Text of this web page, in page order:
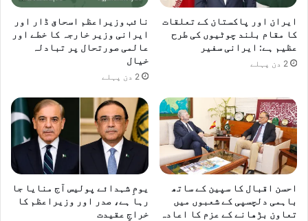
ایران اور پاکستان کے تعلقات
کا مقام بلند چوٹیوں کی طرح
عظیم ہے: ایرانی سفیر
2 دن پہلے
نائب وزیراعظم اسحاق ڈار اور
ایرانی وزیر خارجہ کا خطے اور
عالمی صورتحال پر تبادلہ
خیال
2 دن پہلے
احسن اقبال کا سپین کے ساتھ
باہمی دلچسپی کے شعبوں میں
تعاون بڑھانے کے عزم کا اعادہ
یومِ شہدائے پولیس آج منایا جا
رہا ہے، صدر اور وزیراعظم کا
خراجِ عقیدت